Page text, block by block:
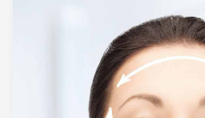
VIDI JOŠ